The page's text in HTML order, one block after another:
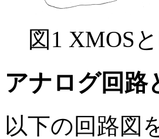
図1 XMOS
アナログ回路
以下の回路図